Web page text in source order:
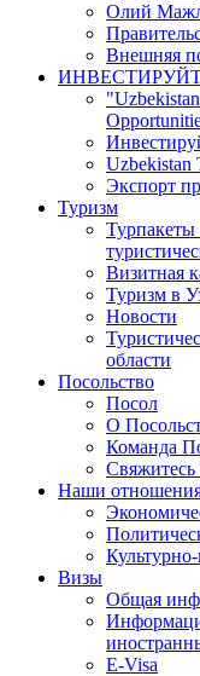
Олий
Внешняя
Uzbekistan
Экспорт
Туризм
Турпакеты
Визитная
Туризм в
Новости
области
Посольство
Посол
О
Команда
Свяжитесь
Наши
Визы
Общая
E-Visa